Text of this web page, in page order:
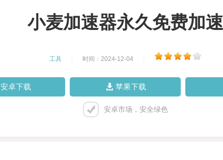
小麦加速器永久免费加速
工具 时间：2024-12-04
安卓下载 苹果下载
安卓市场，安全绿色